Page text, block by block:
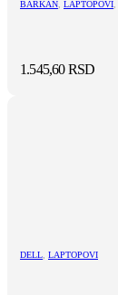
BARKAN, LAPTOPOVI,
1.545,60RSD
DELL, LAPTOPOVI